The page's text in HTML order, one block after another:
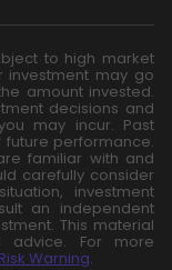
to high market
investment may go
amount invested.
decisions and
may incur. Past
performance.
familiar with and
carefully consider
investment
an independent
This material
advice. For more
Risk Warning.